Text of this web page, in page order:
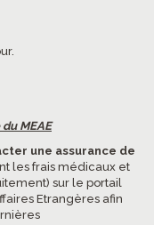
MEAE
une assurance de
les frais médicaux et
sur le portail
Etrangères afin